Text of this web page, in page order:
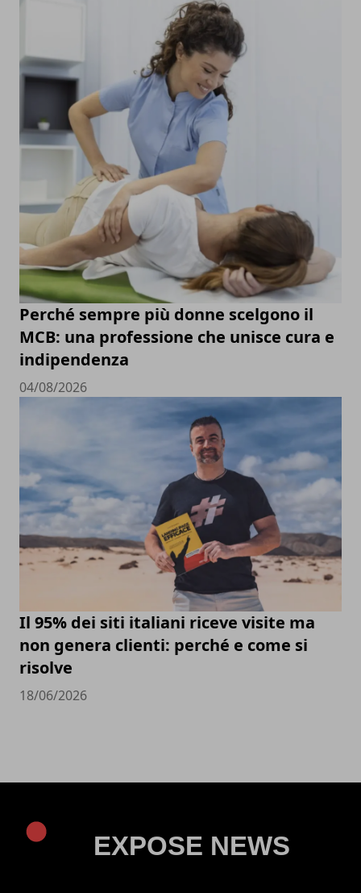
Perché sempre più donne scelgono il
MCB: una professione che unisce cura e
indipendenza
04/08/2026
Il 95% dei siti italiani riceve visite ma
non genera clienti: perché e come si
risolve
18/06/2026